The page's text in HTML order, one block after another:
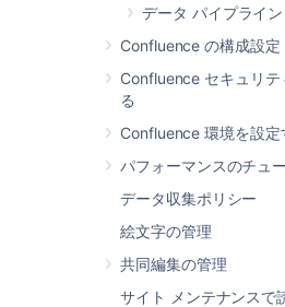
データ パイプライン
Confluence の構成設定
Confluence セキュリテ
る
Confluence 環境を設定
パフォーマンスのチュ
データ収集ポリシー
絵文字の管理
共同編集の管理
サイト メンテナンスで
よび要約ごと
のフィルタリ
フィルタリン
グした結果の
スペース レベ
いいえ
監査ログの保存